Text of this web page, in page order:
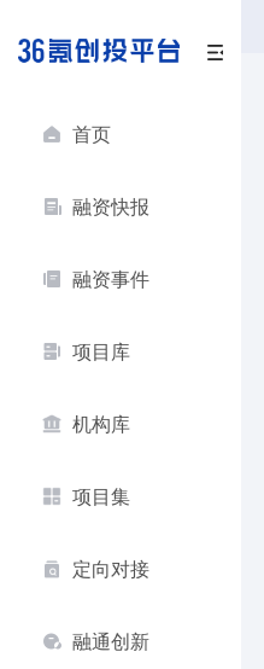
首页
融资快报
融资事件
项目库
机构库
项目集
定向对接
融通创新